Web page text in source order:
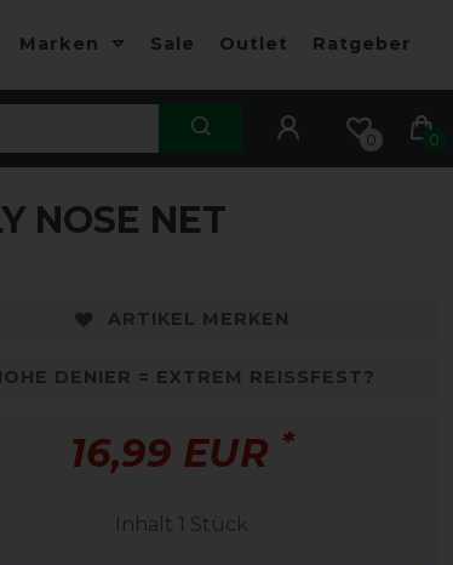
Marken Sale Outlet Ratgeber
0 0
NOSE NET
ARTIKEL MERKEN
DENIER = EXTREM REISSFEST?
16,99 EUR *
Inhalt 1 Stück